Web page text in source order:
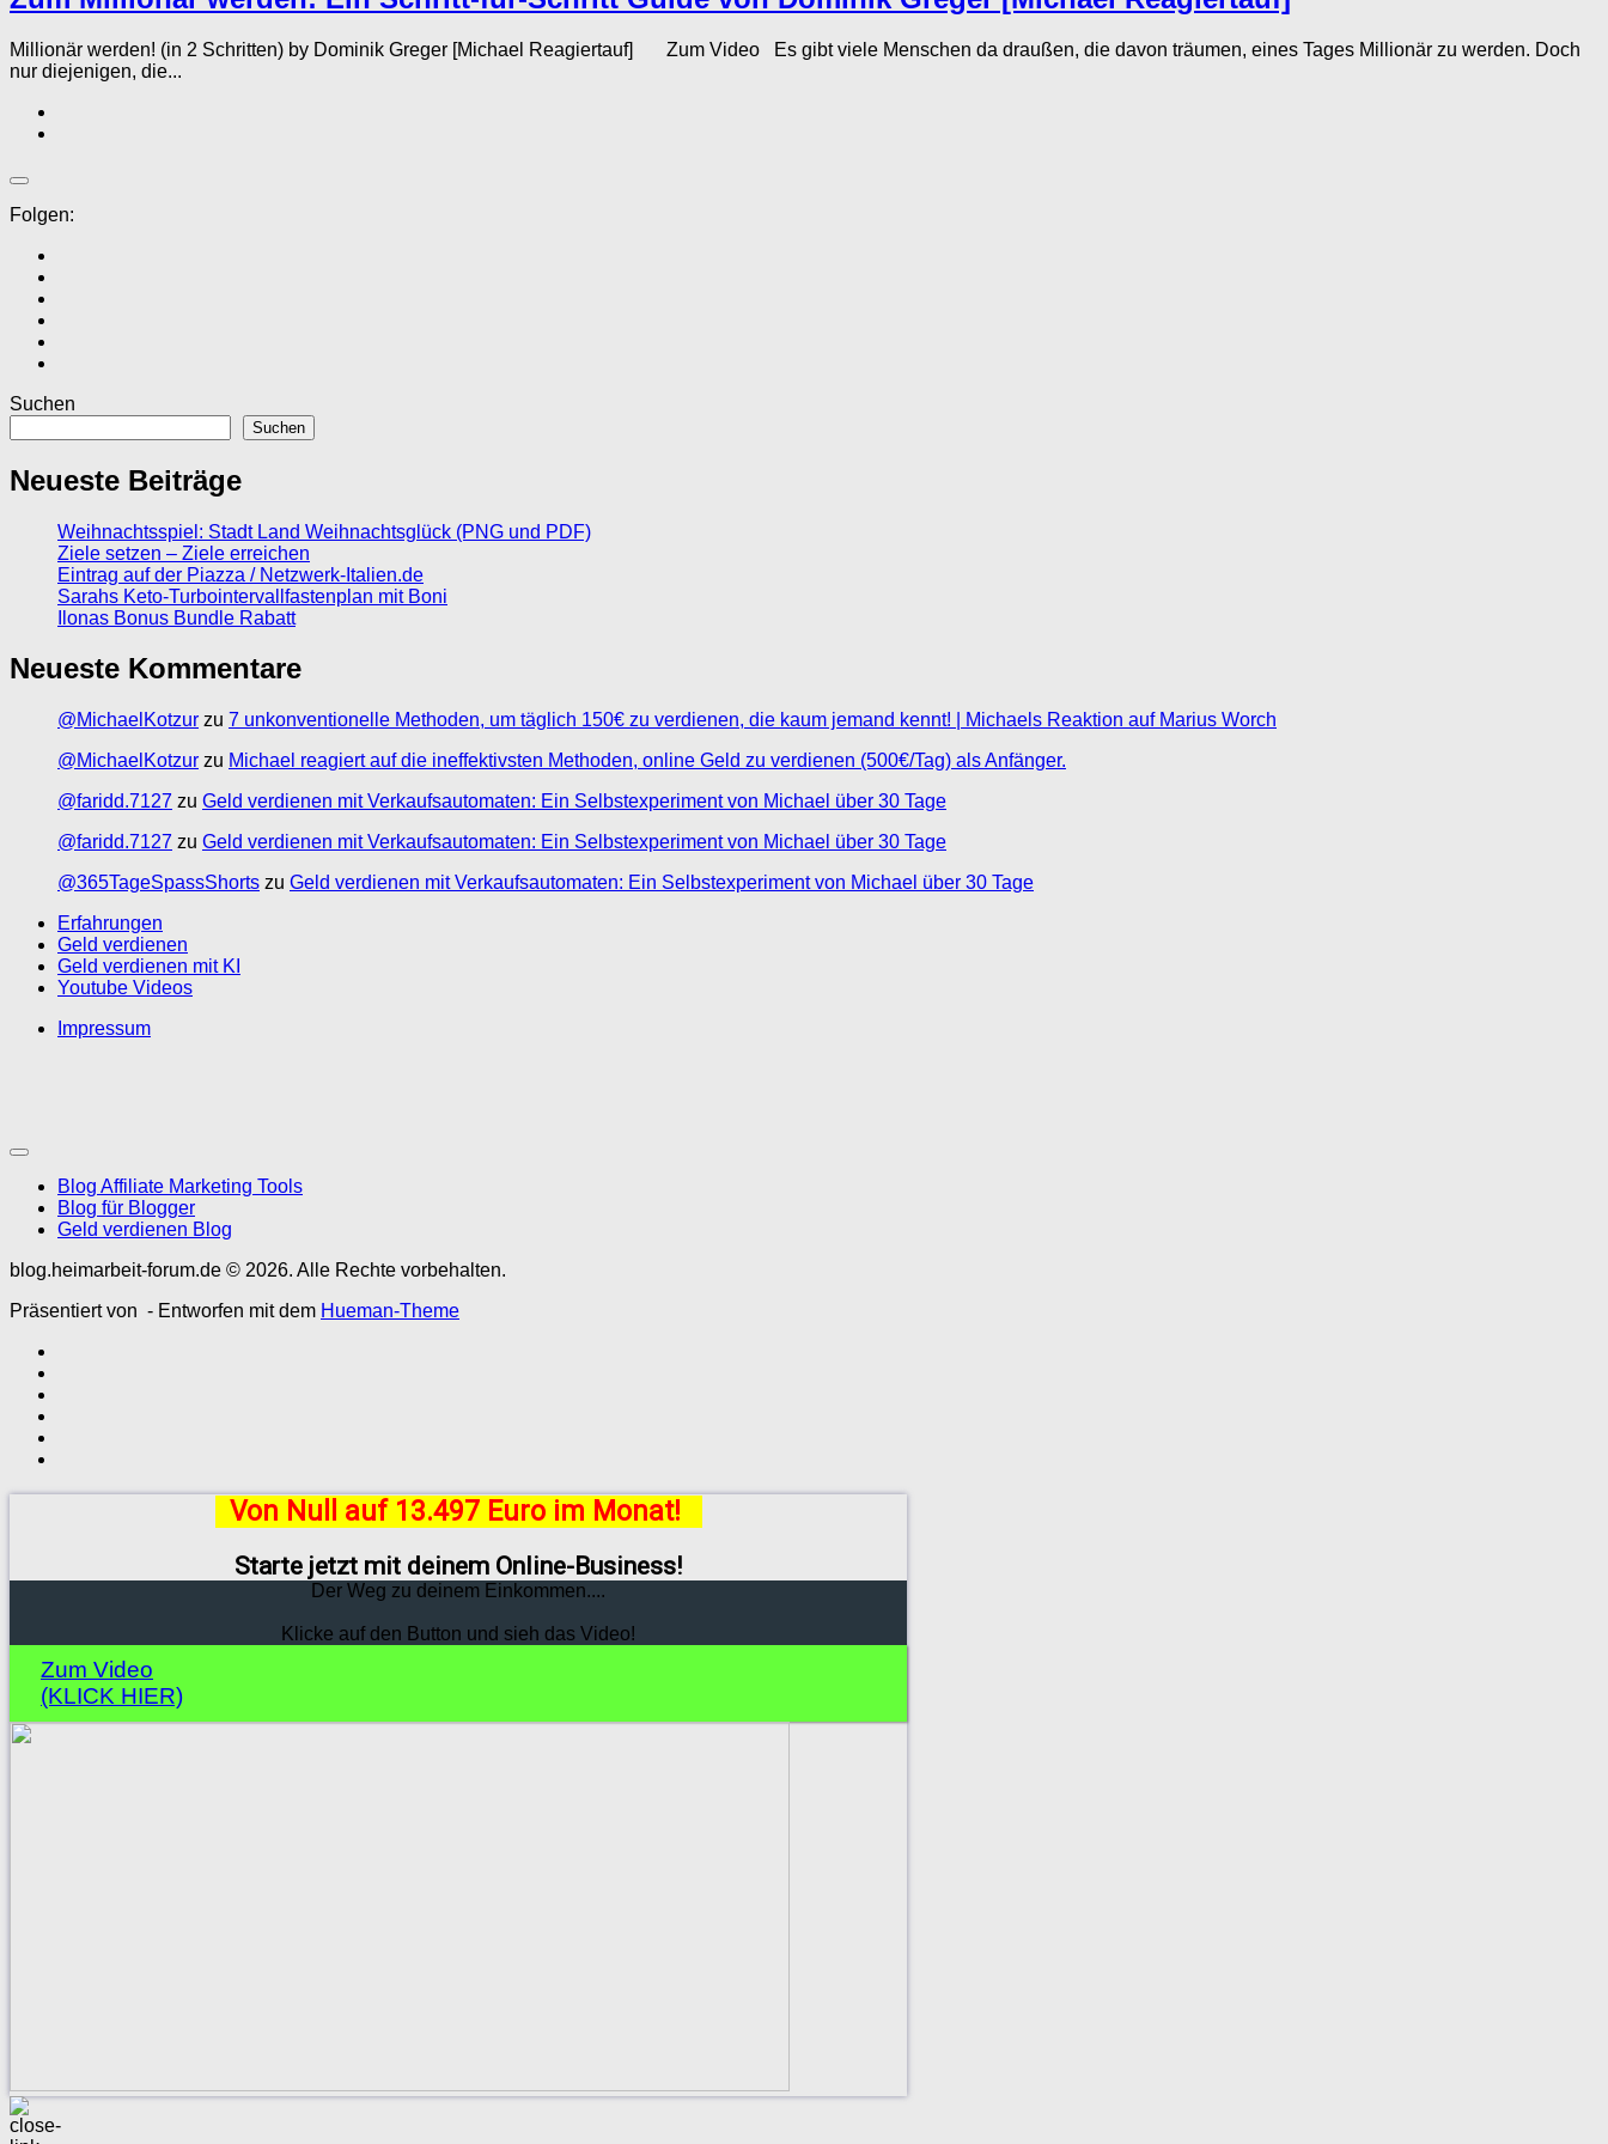
Millionär werden! (in 2 Schritten) by Dominik Greger [Michael Reagiertauf] Zum Video Es gibt viele Menschen da draußen, die davon träumen, eines Tages Millionär zu werden. Doch
nur diejenigen, die...
Folgen:
Suchen
Suchen
Neueste Beiträge
Weihnachtsspiel: Stadt Land Weihnachtsglück (PNG und PDF)
Ziele setzen – Ziele erreichen
Eintrag auf der Piazza / Netzwerk-Italien.de
Sarahs Keto-Turbointervallfastenplan mit Boni
Ilonas Bonus Bundle Rabatt
Neueste Kommentare
@MichaelKotzur zu 7 unkonventionelle Methoden, um täglich 150€ zu verdienen, die kaum jemand kennt! | Michaels Reaktion auf Marius Worch
@MichaelKotzur zu Michael reagiert auf die ineffektivsten Methoden, online Geld zu verdienen (500€/Tag) als Anfänger.
@faridd.7127 zu Geld verdienen mit Verkaufsautomaten: Ein Selbstexperiment von Michael über 30 Tage
@faridd.7127 zu Geld verdienen mit Verkaufsautomaten: Ein Selbstexperiment von Michael über 30 Tage
@365TageSpassShorts zu Geld verdienen mit Verkaufsautomaten: Ein Selbstexperiment von Michael über 30 Tage
Erfahrungen
Geld verdienen
Geld verdienen mit KI
Youtube Videos
Impressum
Blog Affiliate Marketing Tools
Blog für Blogger
Geld verdienen Blog
blog.heimarbeit-forum.de © 2026. Alle Rechte vorbehalten.
Präsentiert von - Entworfen mit dem Hueman-Theme
Von Null auf 13.497 Euro im Monat!
Starte jetzt mit deinem Online-Business!
Der Weg zu deinem Einkommen....
Klicke auf den Button und sieh das Video!
Zum Video
(KLICK HIER)